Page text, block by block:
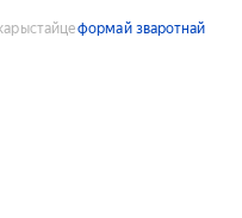
формай зваротнай